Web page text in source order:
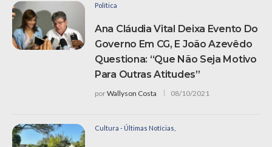
Política
Ana Cláudia Vital Deixa Evento Do
Governo Em CG, E João Azevêdo
Questiona: “Que Não Seja Motivo
Para Outras Atitudes”
porWallyson Costa 08/10/2021
Cultura - Últimas Notícias,